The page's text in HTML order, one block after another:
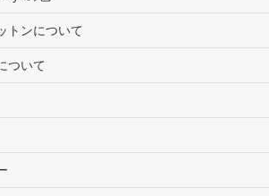
トンについて
ついて